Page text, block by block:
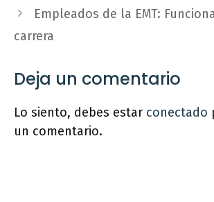
Empleados de la EMT:
carrera
Deja un comentario
Lo siento, debes estar conectado
un comentario.